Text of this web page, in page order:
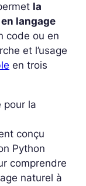
la
langage
code ou en
et l’usage
en trois
pour la
conçu
Python
comprendre
naturel à